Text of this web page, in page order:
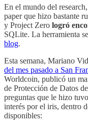
En el mundo del
paper que hizo bastante
y Project Zero logró
SQLite. La herramienta
blog.
Esta semana, Mariano
del mes pasado a San
Worldcoin, publicó un
de Protección de Datos
preguntas que le hizo
interés por el iris, dentro
disponibles: